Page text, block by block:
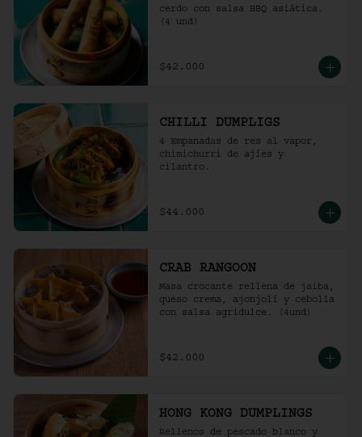
cerdo con salsa BBQ asiática.
(4 und)
$42.000
CHILLI DUMPLIGS
4 Empanadas de res al vapor,
chimichurri de ajíes y
cilantro.
$44.000
CRAB RANGOON
Masa crocante rellena de jaiba,
queso crema, ajonjolí y cebolla
con salsa agridulce. (4und)
$42.000
HONG KONG DUMPLINGS
Rellenos de pescado blanco y